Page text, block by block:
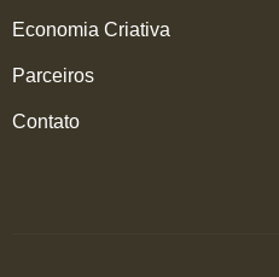
Economia Criativa
Parceiros
Contato